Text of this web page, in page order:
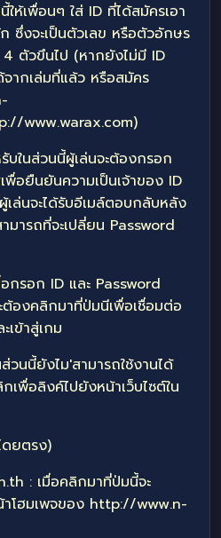
ห้เพื่อนๆ ใส่ ID ที่ได้สมัครเอา
ซึ่งจะเป็นตัวเลข หรือตัวอักษร
ตัวขึนไป (หากยังไม่มี ID
ากเล่มที่แล้ว หรือสมัคร
www.warax.com)
ในส่วนนี้ผู้เล่นจะต้องกรอก
พื่อยืนยันความเป็นเจ้าของ ID
ล่นจะได้รับอีเมล์ตอบกลับหลัง
มารถที่จะเปลี่ยน Password
รอก ID และ Password
ต้องคลิกมาที่ป่มนีเพื่อเชื่อมต่อ
เข้าสู่เกม
วนนี้ยังไม'สามารถใช้งานได้
เพื่อลิงค์ไปยังหน้าเว็บไซต์ใน
ดยตรง)
: เมื่อคลิกมาที่ป่มนี้จะ
โฮมเพจของ http://www.n-